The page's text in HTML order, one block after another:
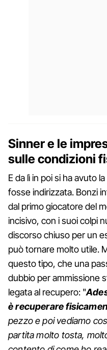
Sinner e le
sulle condizioni
E da lì in poi si ha avuto
fosse indirizzata. Bonzi
dal primo giocatore del
incisivo, con i suoi colpi
discorso chiuso per un
può tornare molto utile.
questo tipo, che una
dubbio per ammissione
legata al recupero: "
è recuperare
pezzo e poi vediamo
partita molto tosta,